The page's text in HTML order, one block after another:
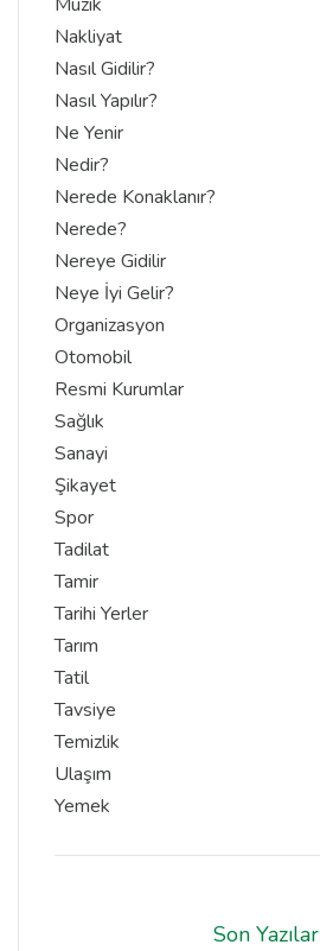
Nakliyat
Nasıl Gidilir?
Nasıl Yapılır?
Ne Yenir
Nedir?
Nerede Konaklanır?
Nerede?
Nereye Gidilir
Neye İyi Gelir?
Organizasyon
Otomobil
Resmi Kurumlar
Sağlık
Sanayi
Şikayet
Spor
Tadilat
Tamir
Tarihi Yerler
Tarım
Tatil
Tavsiye
Temizlik
Ulaşım
Yemek
Son Yazılar